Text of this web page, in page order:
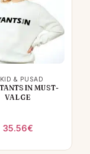
& PUSAD
MUST-
VALGE
35.56€